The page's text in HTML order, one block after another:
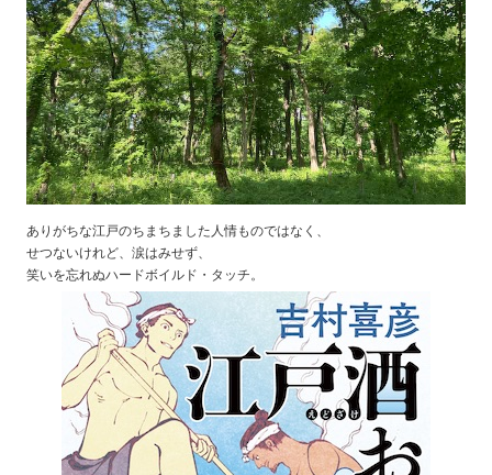
ありがちな江戸のちまちました人情ものではなく、
せつないけれど、涙はみせず、
笑いを忘れぬハードボイルド・タッチ。